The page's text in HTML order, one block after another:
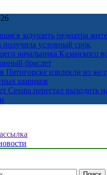
задушить педиатра
получила условный срок
начальника Казанского
браслет
Пятигорске извлекли из
шариков
Cessna перестал выходить